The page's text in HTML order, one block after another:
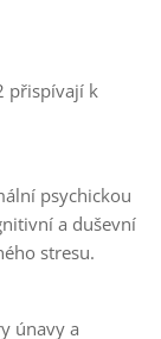
přispívají k
psychickou
a duševní
stresu.
únavy a